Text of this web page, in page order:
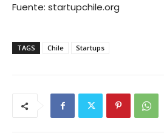
Fuente: startupchile.org
TAGS Chile Startups